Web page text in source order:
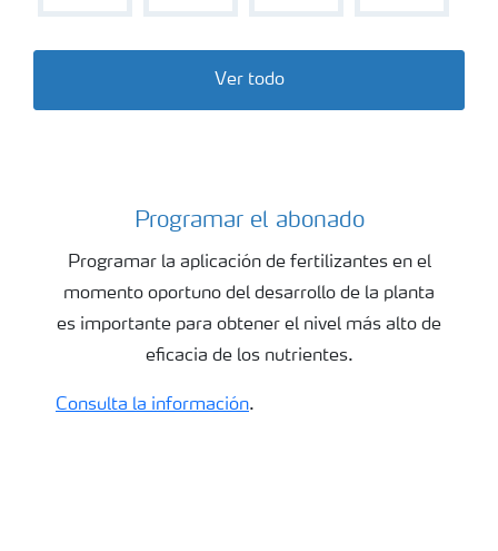
Ver todo
Programar el abonadoProgramar el abonado
Programar la aplicación de fertilizantes en el
momento oportuno del desarrollo de la planta
es importante para obtener el nivel más alto de
eficacia de los nutrientes.
Consulta la información.